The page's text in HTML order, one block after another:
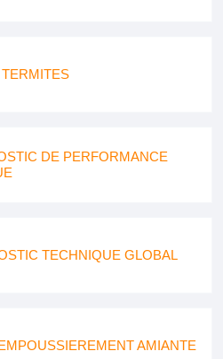
DE PERFORMANCE
TECHNIQUE GLOBAL
AMIANTE